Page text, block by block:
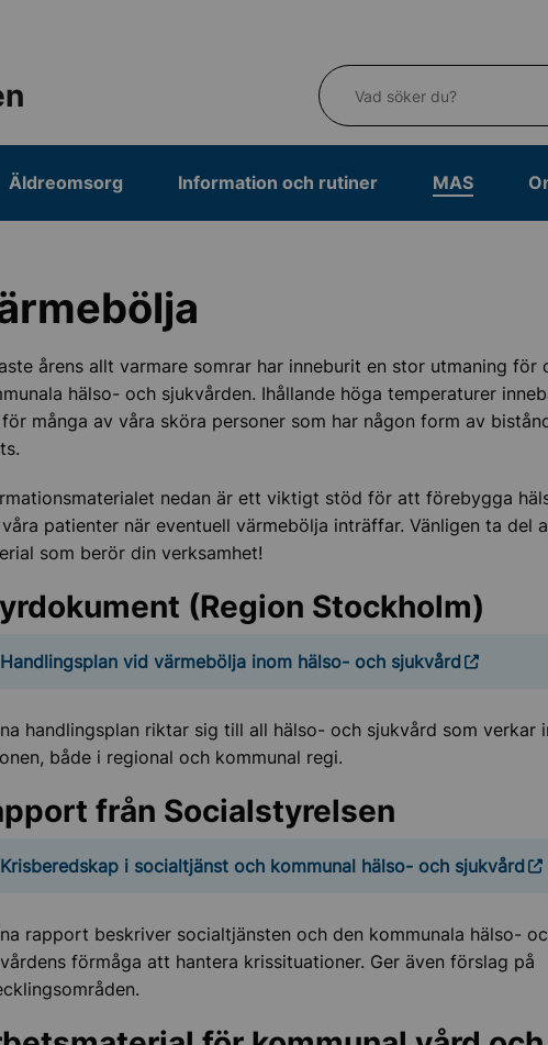
Vad söker du?
Äldreomsorg Information och rutiner MAS
för hälso- och sjukvård
årens allt varmare somrar har inneburit en stor utmaning för
hälso- och sjukvården. Ihållande höga temperaturer
många av våra sköra personer som har någon form av
nedan är ett viktigt stöd för att förebygga
patienter när eventuell värmebölja inträffar. Vänligen ta del
som berör din verksamhet!
(Region Stockholm)
Handlingsplan vid värmebölja inom hälso- och sjukvård
handlingsplan riktar sig till all hälso- och sjukvård som verkar
både i regional och kommunal regi.
från Socialstyrelsen
Krisberedskap i socialtjänst och kommunal hälso- och sjukvård
rapport beskriver socialtjänsten och den kommunala hälso-
förmåga att hantera krissituationer. Ger även förslag på